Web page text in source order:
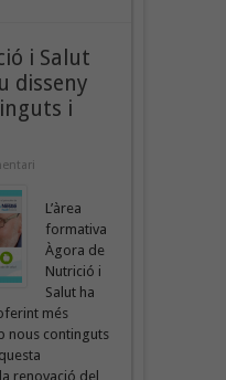
i Salut
disseny
i
L’àrea
formativa
Àgora de
Nutrició i
Salut ha
més
nous continguts
renovació del